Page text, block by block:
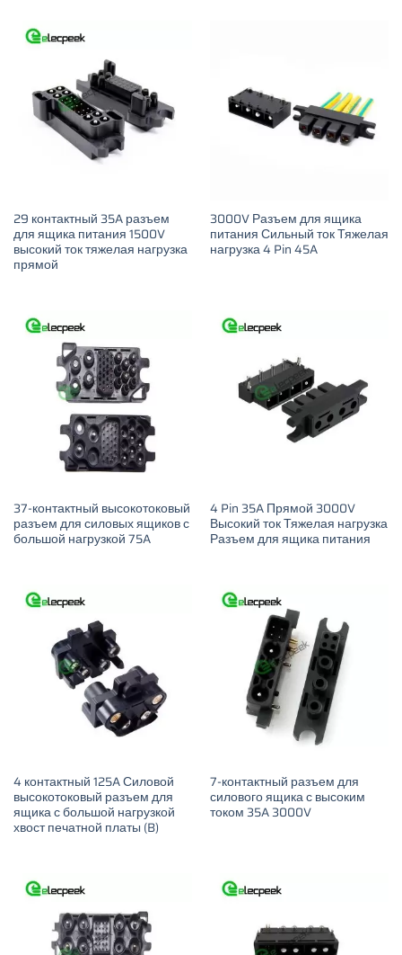
29 контактный 35A разъем
для ящика питания 1500V
высокий ток тяжелая нагрузка
прямой
3000V Разъем для ящика
питания Сильный ток Тяжелая
нагрузка 4 Pin 45A
37-контактный высокотоковый
разъем для силовых ящиков с
большой нагрузкой 75A
4 Pin 35A Прямой 3000V
Высокий ток Тяжелая нагрузка
Разъем для ящика питания
4 контактный 125A Силовой
высокотоковый разъем для
ящика с большой нагрузкой
хвост печатной платы (B)
7-контактный разъем для
силового ящика с высоким
током 35A 3000V